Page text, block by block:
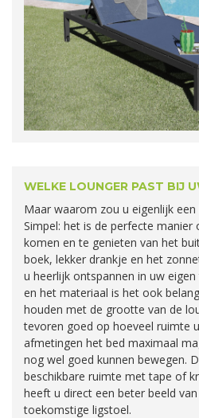
WELKE LOUNGER PAST BIJ
Maar waarom zou u eigenlijk een
Simpel: het is de perfecte
komen en te genieten van het
boek, lekker drankje en het
u heerlijk ontspannen in uw
en het materiaal is het ook
houden met de grootte van de
tevoren goed op hoeveel ruimte
afmetingen het bed maximaal
nog wel goed kunnen bewegen.
beschikbare ruimte met tape of
heeft u direct een beter beeld
toekomstige ligstoel.